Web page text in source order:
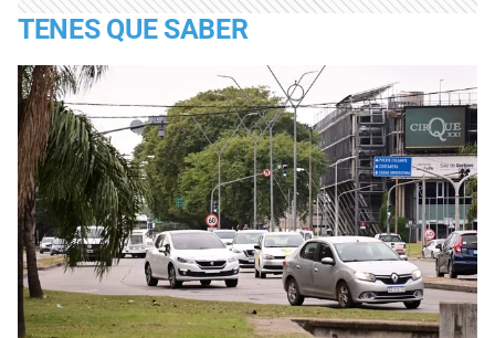
TENES QUE SABER